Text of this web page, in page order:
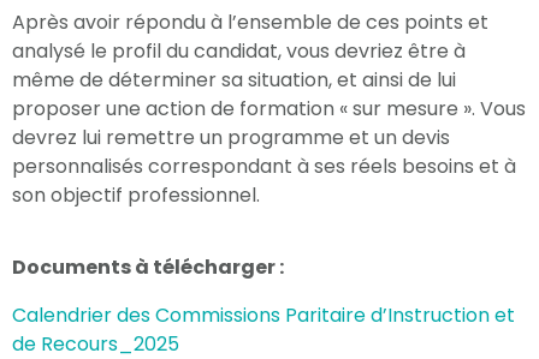
Après avoir répondu à l’ensemble de ces points et
analysé le profil du candidat, vous devriez être à
même de déterminer sa situation, et ainsi de lui
proposer une action de formation « sur mesure ». Vous
devrez lui remettre un programme et un devis
personnalisés correspondant à ses réels besoins et à
son objectif professionnel.
Documents à télécharger :
Calendrier des Commissions Paritaire d’Instruction et
de Recours_2025